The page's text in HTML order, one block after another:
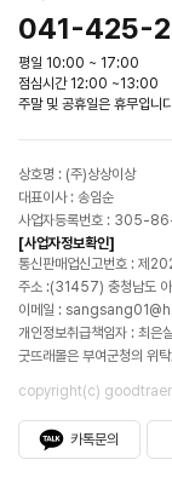
041-425-
평일 10:00 ~ 17:00
점심시간 12:00 ~13:00
주말 및 공휴일은 휴무입니
상호명 : (주)상상이상
대표이사 : 송임순
사업자등록번호 : 305-
[사업자정보확인]
통신판매업신고번호 : 제
주소 :(31457) 충청남도
이메일 :
개인정보취급책임자 : 최은실
굿뜨래몰은 부여군청의 위
copyright(c)
카톡문의